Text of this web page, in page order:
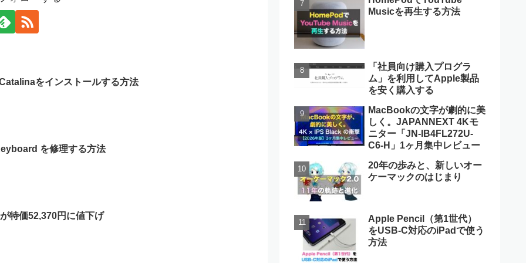
をインストールする方法
を修理する方法
特価52,370円に値下げ
Musicを再生する方法
「社員向け購入プログラ
ム」を利用してApple製品
を安く購入する
MacBookの文字が劇的に美
しく。JAPANNEXT 4Kモ
ニター「JN-IB4FL272U-
C6-H」1ヶ月集中レビュー
20年の歩みと、新しいオー
ケーマックのはじまり
Apple Pencil（第1世代）
をUSB-C対応のiPadで使う
方法